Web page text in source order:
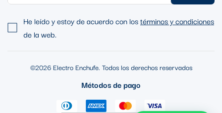
He leído y estoy de acuerdo con lostérminos y condiciones
de la web.
©2026 Electro Enchufe. Todos los derechos reservados
Métodos de pago